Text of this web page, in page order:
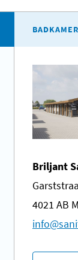
Briljant
4021 AB